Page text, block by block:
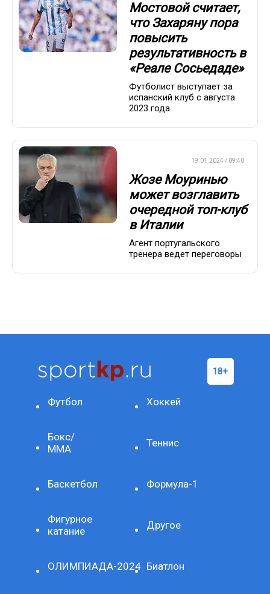
Мостовой считает,
что Захаряну пора
повысить
результативность в
«Реале Сосьедаде»
Футболист выступает за
испанский клуб с августа
2023 года
19.01.2024 / 09:40
Жозе Моуринью
может возглавить
очередной топ-клуб
в Италии
Агент португальского
тренера ведет переговоры
Футбол Хоккей
Бокс/
ММА
Теннис
Баскетбол Формула-1
Фигурное
катание
Другое
ОЛИМПИАДА-2024 Биатлон